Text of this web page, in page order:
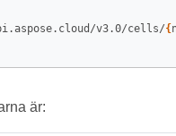
v3.0/cells/{
är: